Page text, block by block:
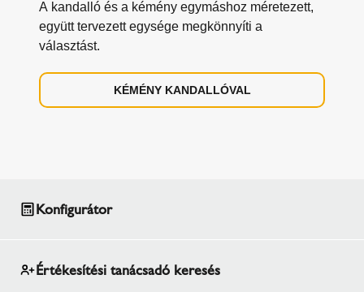
A kandalló és a kémény egymáshoz méretezett,
együtt tervezett egysége megkönnyíti a
választást.
KÉMÉNY KANDALLÓVAL
Konfigurátor
Értékesítési tanácsadó keresés